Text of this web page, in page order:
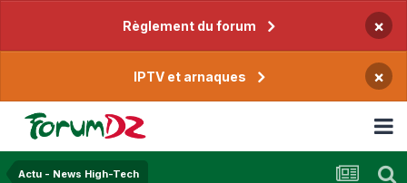
Règlement du forum ×
IPTV et arnaques ×
Actu - News High-Tech